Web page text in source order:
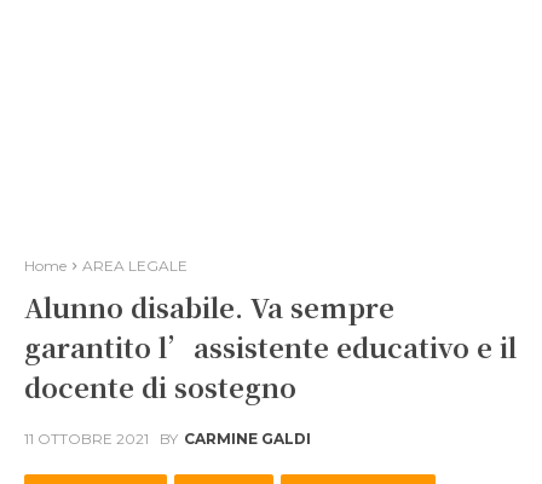
Home AREA LEGALE
Alunno disabile. Va sempre
garantito l’assistente educativo e il
docente di sostegno
11 OTTOBRE 2021 BY CARMINE GALDI